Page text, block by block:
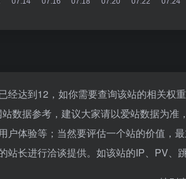
经达到12，如你需要查询该站的相关权
数据参考，建议大家请以爱站数据为
户体验等；当然要评估一个站的价值，
站长进行洽谈提供。如该站的IP、PV、